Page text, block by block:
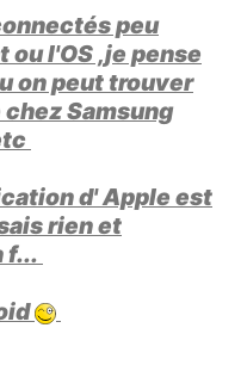
peu
l'OS ,je pense
on peut trouver
Samsung
d' Apple est
rien et
f...